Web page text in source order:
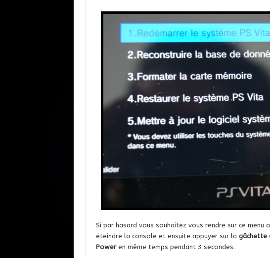
Si par hasard vous souhaitez vous rendre sur ce
éteindre la console et ensuite appuyer sur la gâchette
Poweren même temps pendant 3 secondes.